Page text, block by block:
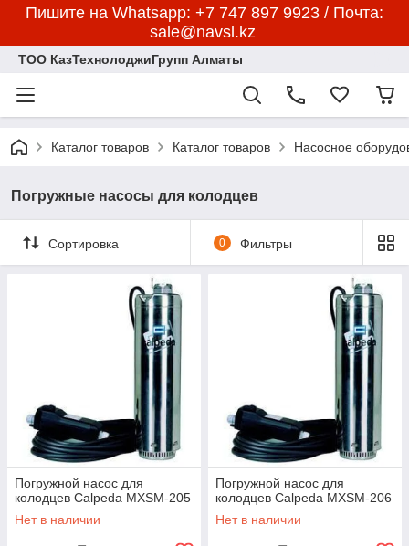
Пишите на Whatsapp: +7 747 897 9923 / Почта:
sale@navsl.kz
ТОО КазТехнолоджиГрупп Алматы
Каталог товаров Каталог товаров Насосное
Погружные насосы для колодцев
Сортировка 0 Фильтры
Погружной насос для
колодцев Calpeda MXSM-205
Нет в наличии
Погружной насос для
колодцев Calpeda MXSM-206
Нет в наличии